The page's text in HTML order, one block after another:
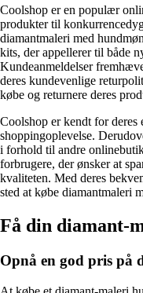
Coolshop er en populær
produkter til
diamantmaleri med
kits, der appellerer til både
Kundeanmeldelser
deres kundevenlige
købe og returnere deres
Coolshop er kendt for
shoppingoplevelse.
i forhold til andre
forbrugere, der ønsker at
kvaliteten. Med deres
sted at købe diamantmaleri
Få din diamant-
Opnå en god pris på